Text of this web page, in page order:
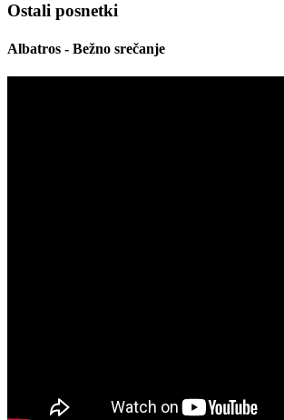
Ostali posnetki
Albatros - Bežno srečanje